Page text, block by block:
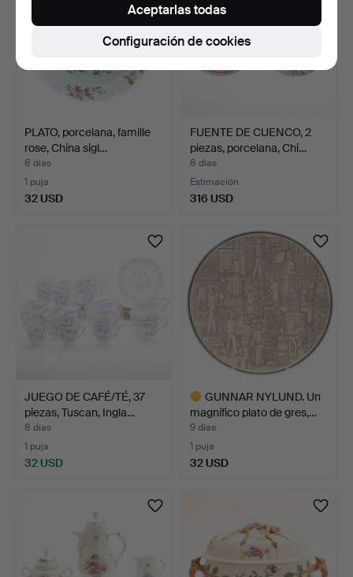
PLATO, porcelana, famille
rose, China sigl…
8 días
1 puja
32 USD
FUENTE DE CUENCO, 2
piezas, porcelana, Chi…
8 días
Estimación
316 USD
JUEGO DE CAFÉ/TÉ, 37
piezas, Tuscan, Ingla…
8 días
1 puja
32 USD
GUNNAR NYLUND. Un
magnífico plato de gres,…
9 días
1 puja
32 USD
Configuración de cookies
Aceptarlas todas